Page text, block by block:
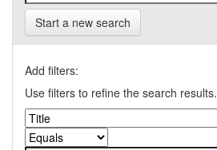
Start a new search
Add filters:
Use filters to refine the search results.